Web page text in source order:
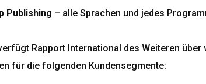
Publishing – alle Sprachen und jedes
Rapport International des Weiteren
für die folgenden Kundensegmente: